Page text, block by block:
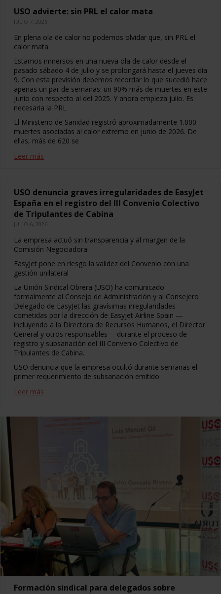
USO advierte: sin PRL el calor mata
JULIO 7, 2026
En plena ola de calor no podemos olvidar que, sin PRL el
calor mata
Estamos inmersos en una nueva ola de calor desde el
pasado sábado 4 de julio y se prolongará hasta el jueves día
9. Con esta previsión debemos recordar lo que sucedió hace
apenas un par de semanas: un 90% más de muertes en este
junio con respecto al del 2025. Y ahora empieza julio. Es
necesaria la PRL
El Ministerio de Sanidad registró aproximadamente 1.000
muertes asociadas al calor extremo en junio de 2026. De
ellas, más de 620 se
Leer más
USO denuncia graves irregularidades de EasyJet
España en el registro del III Convenio Colectivo
de Tripulantes de Cabina
JULIO 6, 2026
La empresa actuó sin transparencia y al margen de la
Comisión Negociadora
EasyJet pone en riesgo la validez del Convenio con una
gestión unilateral
La Unión Sindical Obrera (USO) ha comunicado
formalmente al Consejo de Administración y al Consejero
Delegado de EasyJet las gravísimas irregularidades
cometidas por la dirección de Easyjet Airline Spain —
incluyendo a la Directora de Recursos Humanos, el Director
General y otros responsables— durante el proceso de
registro y subsanación del III Convenio Colectivo de
Tripulantes de Cabina.
USO denuncia que la empresa ocultó durante semanas el
primer requerimiento de subsanación emitido
Leer más
Formación sindical para delegados sobre